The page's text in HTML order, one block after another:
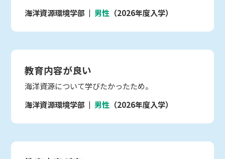
海洋資源環境学部
男性 （2026年度入学）
教育内容が良い
海洋資源について学びたかったため。
海洋資源環境学部
男性 （2026年度入学）